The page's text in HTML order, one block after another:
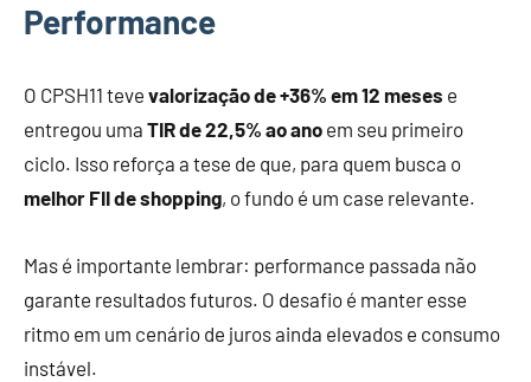
Performance
O CPSH11 teve valorização de +36% em 12 meses e
entregou uma TIR de 22,5% ao ano em seu primeiro
ciclo. Isso reforça a tese de que, para quem busca o
melhor FII de shopping, o fundo é um case relevante.
Mas é importante lembrar: performance passada não
garante resultados futuros. O desafio é manter esse
ritmo em um cenário de juros ainda elevados e consumo
instável.